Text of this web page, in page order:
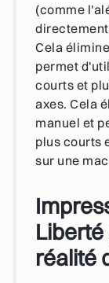
(comme
Cela
permet
courts et
axes. Cela
manuel et
plus courts
sur une
réalité